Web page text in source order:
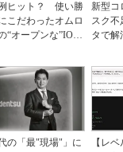
ヒット？ 使い勝
こだわったオムロ
“オープンな”IO-L
新型コ
スク不
タで解
の「最"現場"」に
【レ